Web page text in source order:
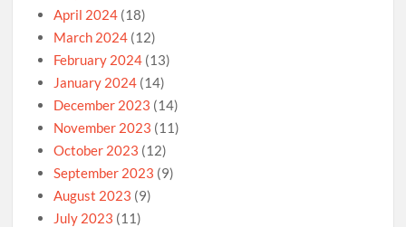
April 2024 (18)
March 2024 (12)
February 2024 (13)
January 2024 (14)
December 2023 (14)
November 2023 (11)
October 2023 (12)
September 2023 (9)
August 2023 (9)
July 2023 (11)